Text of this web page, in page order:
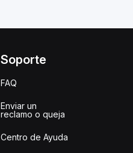
Soporte
FAQ
Enviar un
reclamo o queja
Centro de Ayuda